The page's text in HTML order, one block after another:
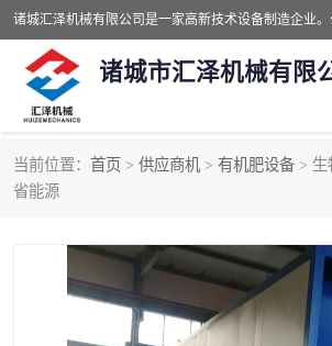
诸城市汇泽机械有限
当前位置： 首页 > 供应商机 > 有机肥设备 > 生
省能源
发酵设备
鸡粪发酵机 有机肥
纳米膜好氧发酵堆肥机 粪污